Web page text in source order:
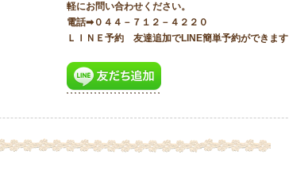
軽にお問い合わせください。
電話➡０４４－７１２－４２２０
ＬＩＮＥ予約 友達追加でLINE簡単予約ができます